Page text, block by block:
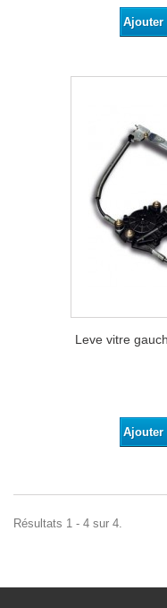
Ajouter
Leve vitre
Ajouter
Résultats 1 - 4 sur 4.